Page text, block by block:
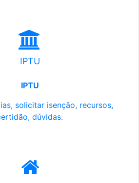
IPTU
IPTU
solicitar isenção, recursos,
dúvidas.